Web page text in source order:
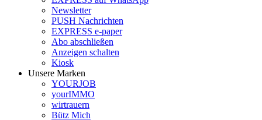
Newsletter
PUSH Nachrichten
EXPRESS e-paper
Abo abschließen
Anzeigen schalten
Kiosk
Unsere Marken
YOURJOB
yourIMMO
wirtrauern
Bütz Mich